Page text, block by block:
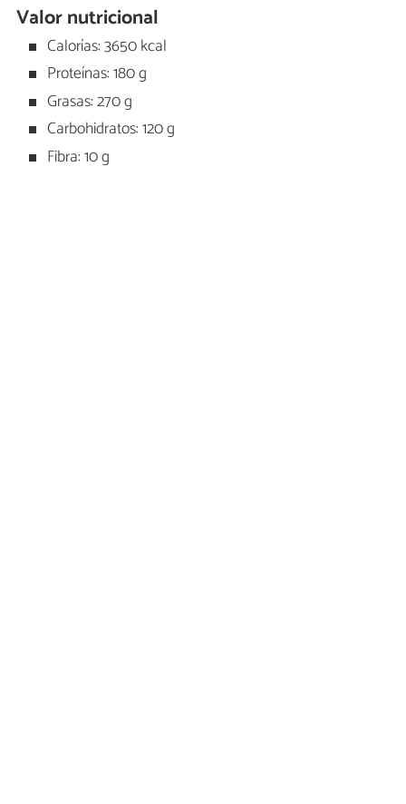
Valor nutricional
Calorías: 3650 kcal
Proteínas: 180 g
Grasas: 270 g
Carbohidratos: 120 g
Fibra: 10 g